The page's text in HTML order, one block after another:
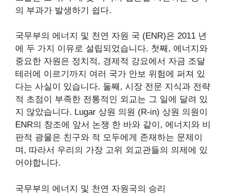
의 부과가 발생하기 쉽다.
국무부의 에너지 및 천연 자원 국 (ENR)은 2011 년
에 두 가지 이유로 설립되었습니다. 첫째, 에너지와
중요한 자원은 정치적, 경제적 강요에서 자금 조달
테러에 이르기까지 여러 국가 안보 위험에 퍼져 있
다는 사실이 있습니다. 둘째, 시장 전문 지식과 전략
적 초점이 부족한 전통적인 외교는 그 일에 달려 있
지 않았습니다. Lugar 상원 의원 (R-in) 상원 의원이
ENR의 창조에 앞서 논쟁 한 바와 같이, 에너지와 비
판적 광물은 친구와 적 모두에게 존재하는 문제이
며, 따라서 우리의 가장 고위 외교관들의 의제에 있
어야합니다.
국무부의 에너지 및 천연 자원국의 승리